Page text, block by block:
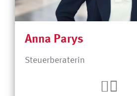
Anna Parys
Steuerberaterin